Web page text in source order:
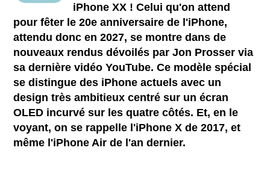
iPhone XX ! Celui qu'on attend
pour fêter le 20e anniversaire de l'iPhone,
attendu donc en 2027, se montre dans de
nouveaux rendus dévoilés par Jon Prosser via
sa dernière vidéo YouTube. Ce modèle spécial
se distingue des iPhone actuels avec un
design très ambitieux centré sur un écran
OLED incurvé sur les quatre côtés. Et, en le
voyant, on se rappelle l'iPhone X de 2017, et
même l'iPhone Air de l'an dernier.